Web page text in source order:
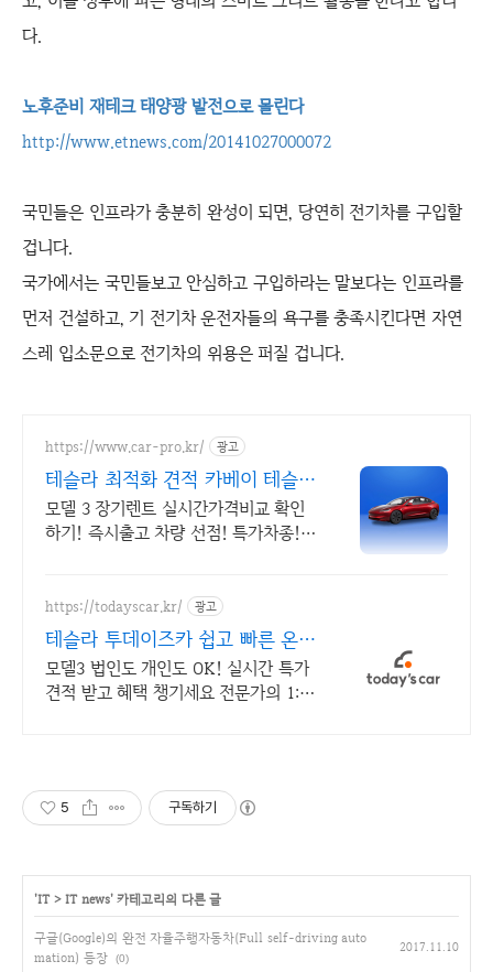
다.
노후준비 재테크 태양광 발전으로 몰린다
http://www.etnews.com/20141027000072
국민들은 인프라가 충분히 완성이 되면, 당연히 전기차를 구입할
겁니다.
국가에서는 국민들보고 안심하고 구입하라는 말보다는 인프라를
먼저 건설하고, 기 전기차 운전자들의 욕구를 충족시킨다면 자연
스레 입소문으로 전기차의 위용은 퍼질 겁니다.
https://www.car-pro.kr/ 광고
테슬라 최적화 견적 카베이 테슬라
특가차량 무료견적
모델 3 장기렌트 실시간가격비교 확인
하기! 즉시출고 차량 선점! 특가차종!
요.
https://todayscar.kr/ 광고
테슬라 투데이즈카 쉽고 빠른 온라
인 견적
모델3 법인도 개인도 OK! 실시간 특가
견적 받고 혜택 챙기세요 전문가의 1:1
5 구독하기
'IT>IT news' 카테고리의 다른 글
구글(Google)의 완전 자율주행자동차(Full self-driving auto
mation) 등장
(0)
2017.11.10